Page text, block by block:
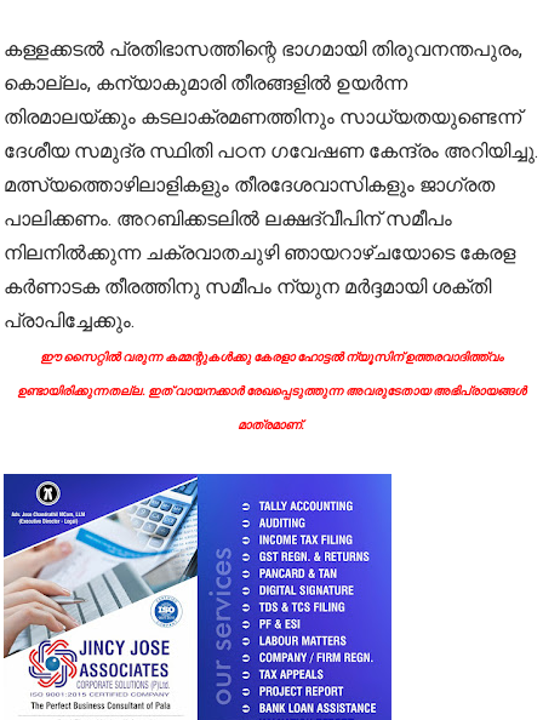
കള്ളക്കടൽ പ്രതിഭാസത്തിന്റെ ഭാഗമായി തിരുവനന്തപുരം,
കൊല്ലം, കന്യാകുമാരി തീരങ്ങളിൽ ഉയർന്ന
തിരമാലയ്ക്കും കടലാക്രമണത്തിനും സാധ്യതയുണ്ടെന്ന്
ദേശീയ സമുദ്ര സ്ഥിതി പഠന ഗവേഷണ കേന്ദ്രം അറിയിച്ചു.
മത്സ്യത്തൊഴിലാളികളും തീരദേശവാസികളും ജാഗ്രത
പാലിക്കണം. അറബിക്കടലിൽ ലക്ഷദ്വീപിന് സമീപം
നിലനിൽക്കുന്ന ചക്രവാതചുഴി ഞായറാഴ്ചയോടെ കേരള
കർണാടക തീരത്തിനു സമീപം ന്യുന മർദ്ദമായി ശക്തി
പ്രാപിച്ചേക്കും.
ഈ സൈറ്റിൽ വരുന്ന കമ്മന്റുകൾക്കു കേരളാ ഹോട്ടൽ ന്യൂസിന് ഉത്തരവാദിത്ത്വം
ഉണ്ടായിരിക്കുന്നതല്ല. ഇത് വായനക്കാർ രേഖപ്പെടുത്തുന്ന അവരുടേതായ അഭിപ്രായങ്ങൾ
മാത്രമാണ്.